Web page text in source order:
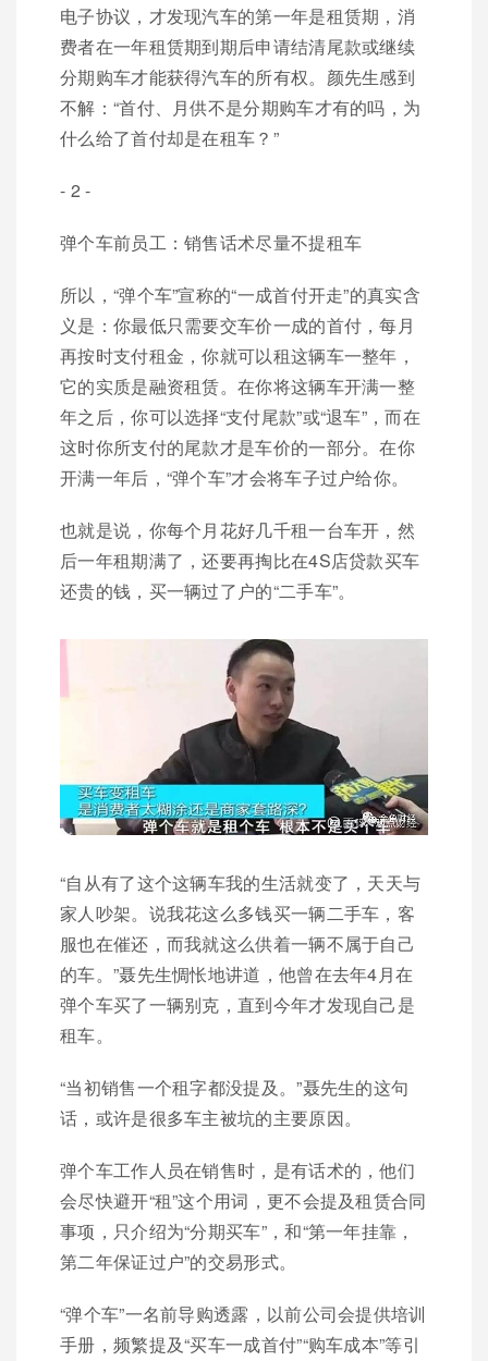
电子协议，才发现汽车的第一年是租赁期，消
费者在一年租赁期到期后申请结清尾款或继续
分期购车才能获得汽车的所有权。颜先生感到
不解：“首付、月供不是分期购车才有的吗，为
什么给了首付却是在租车？”
- 2 -
弹个车前员工：销售话术尽量不提租车
所以，“弹个车”宣称的“一成首付开走”的真实含
义是：你最低只需要交车价一成的首付，每月
再按时支付租金，你就可以租这辆车一整年，
它的实质是融资租赁。在你将这辆车开满一整
年之后，你可以选择“支付尾款”或“退车”，而在
这时你所支付的尾款才是车价的一部分。在你
开满一年后，“弹个车”才会将车子过户给你。
也就是说，你每个月花好几千租一台车开，然
后一年租期满了，还要再掏比在4S店贷款买车
还贵的钱，买一辆过了户的“二手车”。
“自从有了这个这辆车我的生活就变了，天天与
家人吵架。说我花这么多钱买一辆二手车，客
服也在催还，而我就这么供着一辆不属于自己
的车。”聂先生惆怅地讲道，他曾在去年4月在
弹个车买了一辆别克，直到今年才发现自己是
租车。
“当初销售一个租字都没提及。”聂先生的这句
话，或许是很多车主被坑的主要原因。
弹个车工作人员在销售时，是有话术的，他们
会尽快避开“租”这个用词，更不会提及租赁合同
事项，只介绍为“分期买车”，和“第一年挂靠，
第二年保证过户”的交易形式。
“弹个车”一名前导购透露，以前公司会提供培训
手册，频繁提及“买车一成首付”“购车成本”等引